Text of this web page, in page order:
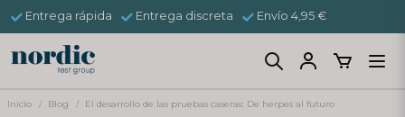
Entrega rápida Entrega discreta Envío 4,95 €
Inicio Blog El desarrollo de las pruebas caseras: De herpes al futuro